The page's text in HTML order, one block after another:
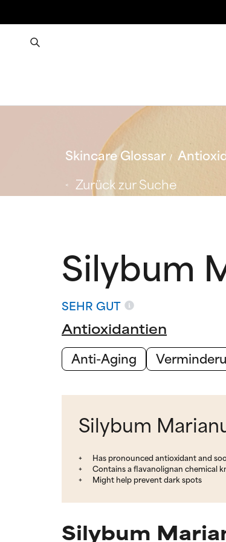
Skincare Glossar
Zurück zur Suche
Silybum
SEHR GUT
Antioxidantien
Anti-Aging
Silybum
Has pronounced antioxidant and
Contains a flavanolignan chemical
Might help prevent dark spots
Silybum